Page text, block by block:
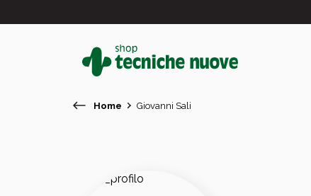
In primo piano
Home Giovanni Sali